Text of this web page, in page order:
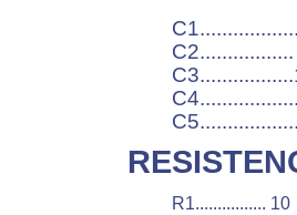
R1................